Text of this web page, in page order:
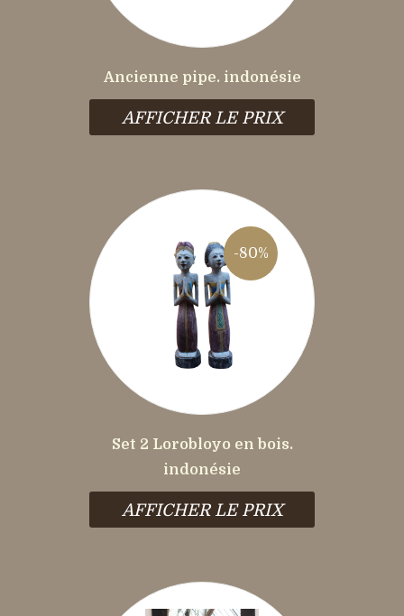
Ancienne pipe. indonésie
AFFICHER LE PRIX
-80%
Set 2 Lorobloyo en bois.
indonésie
AFFICHER LE PRIX